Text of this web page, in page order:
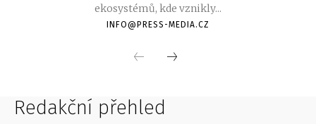
Redakční přehled